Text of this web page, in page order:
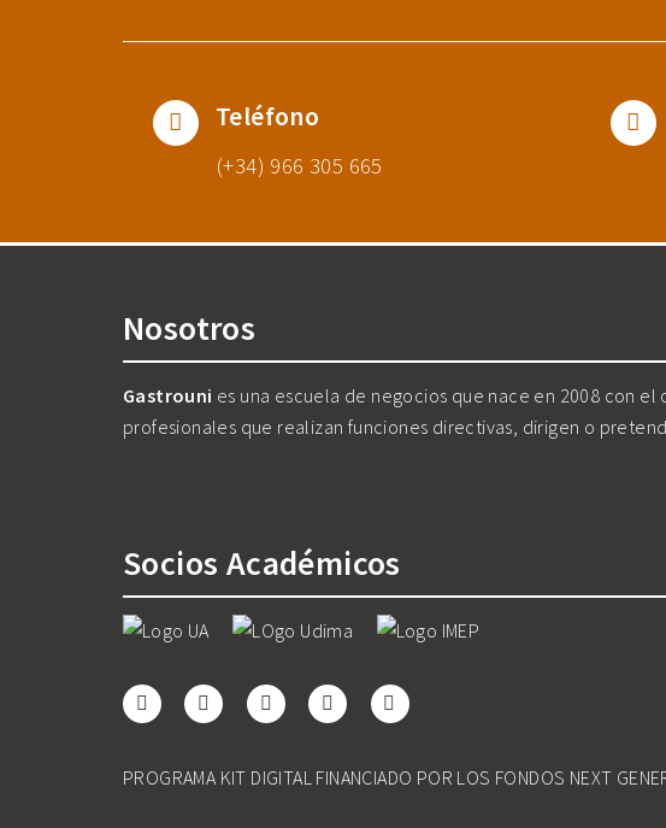
Teléfono
(+34) 966 305 665
Nosotros
Gastrouni es una escuela de negocios que nace en 2008 con
profesionales que realizan funciones directivas, dirigen o
Socios Académicos
PROGRAMA KIT DIGITAL FINANCIADO POR LOS FONDOS NEXT